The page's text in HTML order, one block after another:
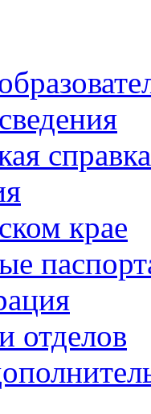
справка
крае
отделов